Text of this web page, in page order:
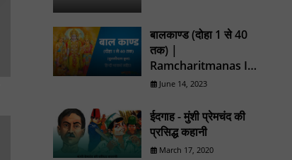
बालकाण्ड (दोहा 1 से 40
तक) |
Ramcharitmanas In
Hindi
June 14, 2023
ईदगाह - मुंशी प्रेमचंद की
प्रसिद्ध कहानी
March 17, 2020